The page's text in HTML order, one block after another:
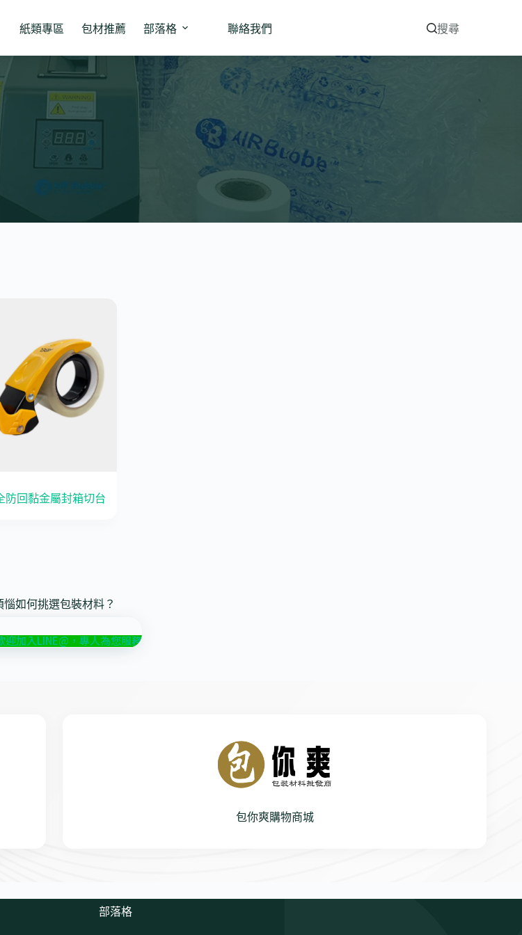
紙類專區 包材推薦 部落格 聯絡我們 搜尋
防回黏金屬封箱切台
惱如何挑選包裝材料？
迎加入LINE@，專人為您服務
包你爽購物商城
部落格